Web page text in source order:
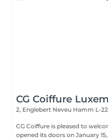
CG Coiffure
2, Englebert Neveu Hamm L-
CG Coiffure is pleased to
opened its doors on January 15, 2000. We are a